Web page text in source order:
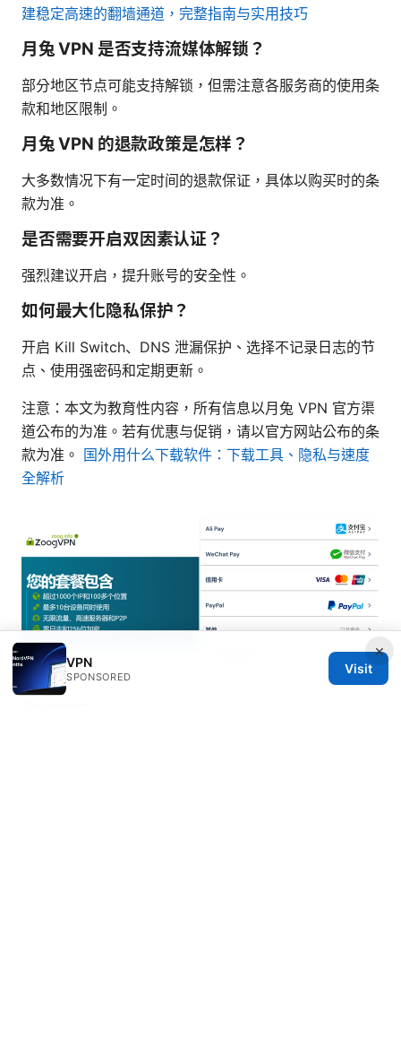
建稳定高速的翻墙通道，完整指南与实用技巧
月兔 VPN 是否支持流媒体解锁？
部分地区节点可能支持解锁，但需注意各服务商的使用条
款和地区限制。
月兔 VPN 的退款政策是怎样？
大多数情况下有一定时间的退款保证，具体以购买时的条
款为准。
是否需要开启双因素认证？
强烈建议开启，提升账号的安全性。
如何最大化隐私保护？
开启 Kill Switch、DNS 泄漏保护、选择不记录日志的节
点、使用强密码和定期更新。
注意：本文为教育性内容，所有信息以月兔 VPN 官方渠
道公布的为准。若有优惠与促销，请以官方网站公布的条
款为准。 国外用什么下载软件：下载工具、隐私与速度
全解析
×
VPN
SPONSORED
Visit